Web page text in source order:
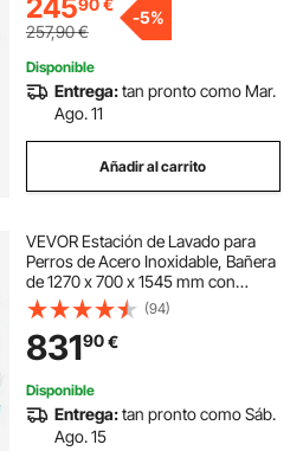
24590€
257,90€
-5%
Disponible
Entrega:tan pronto como Mar.
Ago. 11
Añadir al carrito
VEVOR Estación de Lavado para
Perros de Acero Inoxidable, Bañera
de 1270 x 700 x 1545 mm con
Escalera, Filtro de Agua de
Polietileno, Grifo, Ducha y Jabonera
para Varias Mascotas, Puerta
Izquierda
(94)
83190€
Disponible
Entrega:tan pronto como Sáb.
Ago. 15